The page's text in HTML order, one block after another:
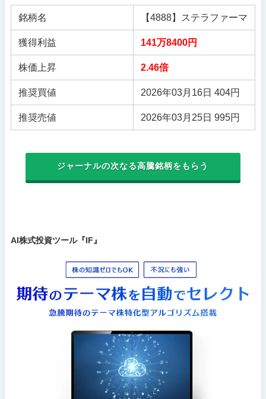
銘柄名 【4888】ステラファーマ
獲得利益 141万8400円
株価上昇 2.46倍
推奨買値 2026年03月16日 404円
推奨売値 2026年03月25日 995円
ジャーナルの次なる高騰銘柄をもらう
AI株式投資ツール『IF』